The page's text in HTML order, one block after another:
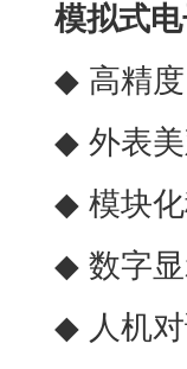
模拟式
◆ 高精
◆ 外表
◆ 模块
◆ 数字
◆ 人机